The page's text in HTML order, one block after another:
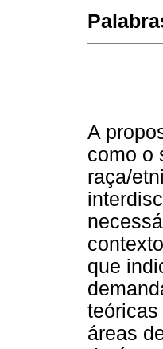
A
como o
raça/
que
áreas